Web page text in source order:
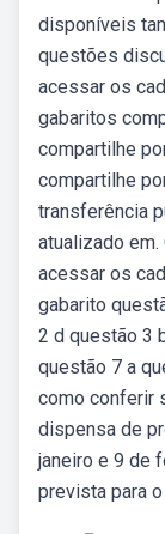
disponíveis
questões
acessar os
gabaritos
compartilhe
compartilhe
transferência
atualizado
acessar os
gabarito
2 d questão 3
questão 7 a
como conferir
dispensa de
janeiro e 9 de
prevista para